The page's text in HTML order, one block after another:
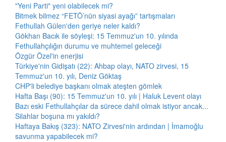
"Yeni Parti" yeni olabilecek mi?
Bitmek bilmez “FETÖ’nün siyasi ayağı” tartışmaları
Fethullah Gülen'den geriye neler kaldı?
Gökhan Bacık ile söyleşi: 15 Temmuz'un 10. yılında
Fethullahçılığın durumu ve muhtemel geleceği
Özgür Özel'in enerjisi
Türkiye'nin Gidişatı (22): Ahbap olayı, NATO zirvesi, 15
Temmuz'un 10. yılı, Deniz Göktaş
CHP'li belediye başkanı olmak ateşten gömlek
Hafta Başı (90): 15 Temmuz'un 10. yılı | Haluk Levent olayı
Bazı eski Fethullahçılar da sürece dahil olmak istiyor ancak...
Silahlar boşuna mı yakıldı?
Haftaya Bakış (323): NATO Zirvesi'nin ardından | İmamoğlu
savunma yapabilecek mi?